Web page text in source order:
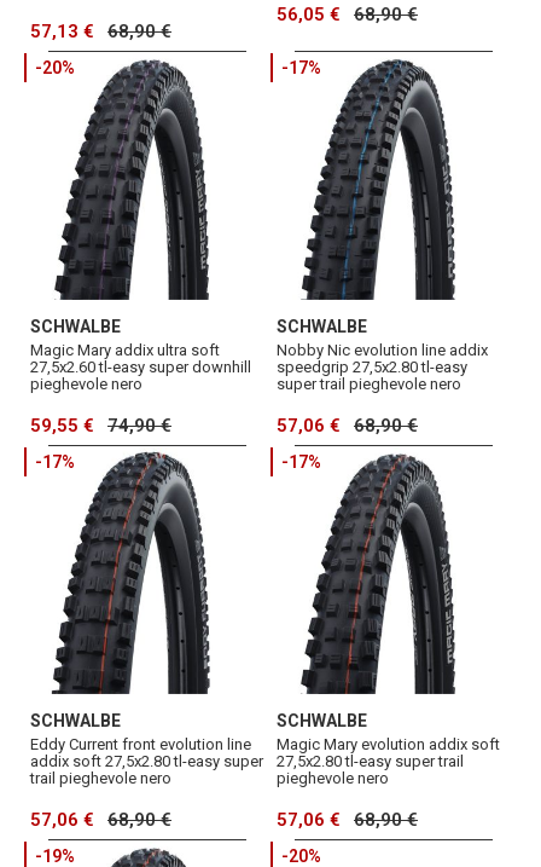
57,13 € 68,90 €
56,05 € 68,90 €
-20%
SCHWALBE
Magic Mary addix ultra soft
27,5x2.60 tl-easy super downhill
pieghevole nero
59,55 € 74,90 €
-17%
SCHWALBE
Nobby Nic evolution line addix
speedgrip 27,5x2.80 tl-easy
super trail pieghevole nero
57,06 € 68,90 €
-17%
SCHWALBE
Eddy Current front evolution line
addix soft 27,5x2.80 tl-easy super
trail pieghevole nero
57,06 € 68,90 €
-17%
SCHWALBE
Magic Mary evolution addix soft
27,5x2.80 tl-easy super trail
pieghevole nero
57,06 € 68,90 €
-19% -20%